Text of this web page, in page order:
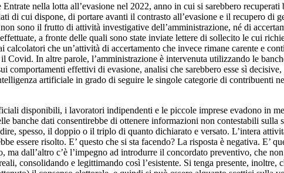
nella lotta all’evasione nel 2022, anno in cui si sarebbero
di cui dispone, di portare avanti il contrasto all’evasione e il recupero di
sono il frutto di attività investigative dell’amministrazione, né di
a fronte delle quali sono state inviate lettere di sollecito le cui
che un’attività di accertamento che invece rimane carente e
Covid. In altre parole, l’amministrazione è intervenuta utilizzando le
comportamenti effettivi di evasione, analisi che sarebbero esse sì
artificiale in grado di seguire le singole categorie di contribuenti
disponibili, i lavoratori indipendenti e le piccole imprese evadono in
banche dati consentirebbe di ottenere informazioni non contestabili
spesso, il doppio o il triplo di quanto dichiarato e versato. L’intera
essere risolto. E’ questo che si sta facendo? La risposta è negativa. E’
ma dall’altro c’è l’impegno ad introdurre il concordato preventivo, che
consolidando e legittimando così l’esistente. Si tenga presente, inoltre,